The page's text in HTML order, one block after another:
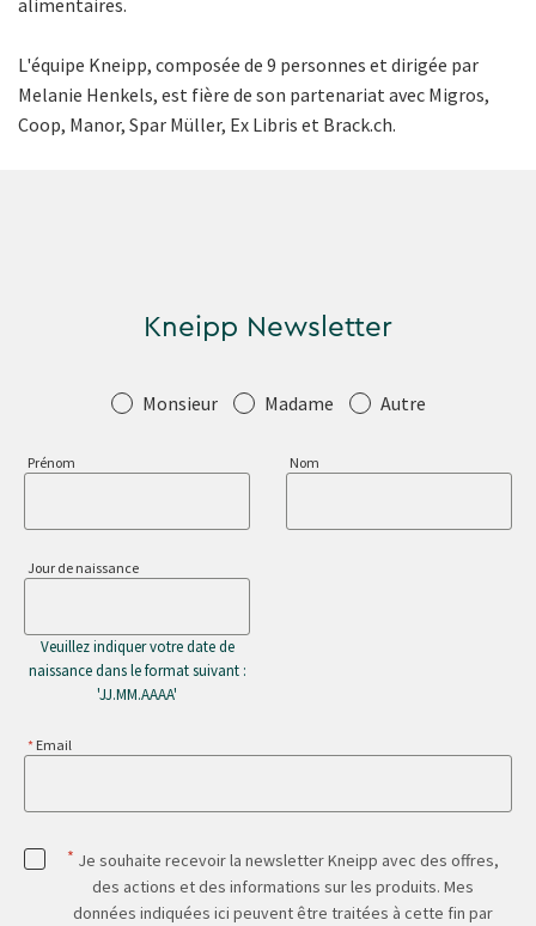
L'équipe Kneipp, composée de 9 personnes et dirigée par
Melanie Henkels, est fière de son partenariat avec Migros,
Coop, Manor, Spar Müller, Ex Libris et Brack.ch.
Kneipp Newsletter
SalutationMonsieur Madame Autre
Prénom Nom
Jour de naissance
Veuillez indiquer votre date de
naissance dans le format suivant :
'JJ.MM.AAAA'
Email
* Je souhaite recevoir la newsletter Kneipp avec des offres,
des actions et des informations sur les produits. Mes
données indiquées ici peuvent être traitées à cette fin par